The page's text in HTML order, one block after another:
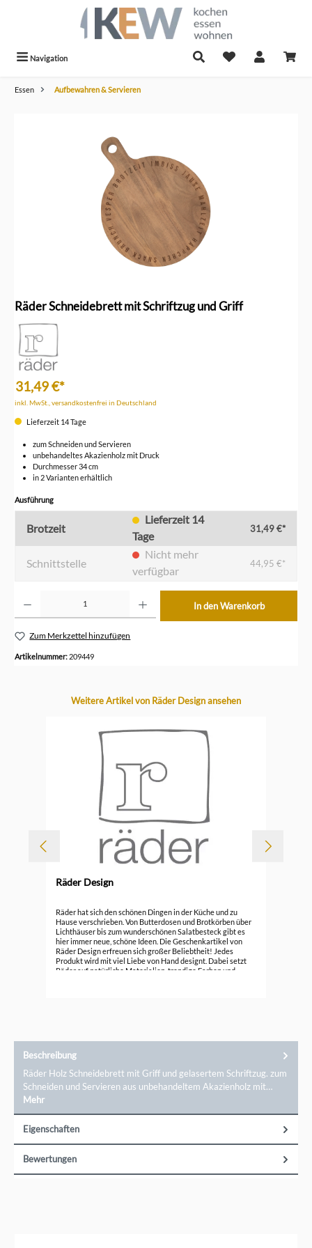
Navigation
Essen Aufbewahren & Servieren
Räder Schneidebrett mit Schriftzug und Griff
31,49 €*
inkl. MwSt., versandkostenfrei in Deutschland
Lieferzeit 14 Tage
zum Schneiden und Servieren
unbehandeltes Akazienholz mit Druck
Durchmesser 34 cm
in 2 Varianten erhältlich
Ausführungauswählen
Brotzeit
Tage
31,49 €*
Schnittstelle
verfügbar
44,95 €*
In den Warenkorb
Zum Merkzettel hinzufügen
Artikelnummer: 209449
Produktgalerie überspringen
Weitere Artikel von Räder Design ansehen
Räder Design
Räder hat sich den schönen Dingen in der Küche und zu
Hause verschrieben. Von Butterdosen und Brotkörben über
Lichthäuser bis zum wunderschönen Salatbesteck gibt es
hier immer neue, schöne Ideen. Die Geschenkartikel von
Räder Design erfreuen sich großer Beliebtheit! Jedes
Produkt wird mit viel Liebe von Hand designt. Dabei setzt
Räder auf natürliche Materialien, trendige Farben und
Beschreibung
Räder Holz Schneidebrett mit Griff und gelasertem Schriftzug. zum
Schneiden und Servieren aus unbehandeltem Akazienholz mit…
Mehr
Eigenschaften
Bewertungen